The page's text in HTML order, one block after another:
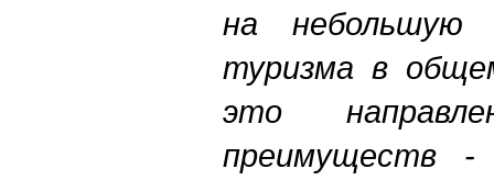
на небольшую
туризма в
это
преимуществ -